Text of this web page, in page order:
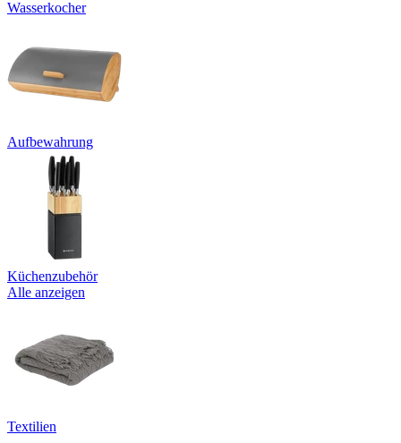
Wasserkocher
Aufbewahrung
Küchenzubehör
Alle anzeigen
Textilien